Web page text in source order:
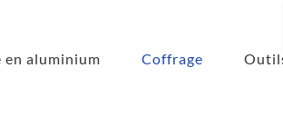
en aluminium Coffrage